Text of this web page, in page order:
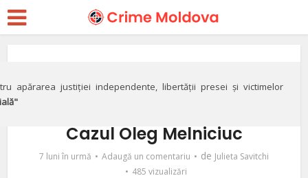
apărarea justiției independente, libertății presei și victimelor
Cum sunt judecaţi
Cazul Oleg Melniciuc
7 luni în urmă Adaugă un comentariu de Julieta Savitchi
485 vizualizări